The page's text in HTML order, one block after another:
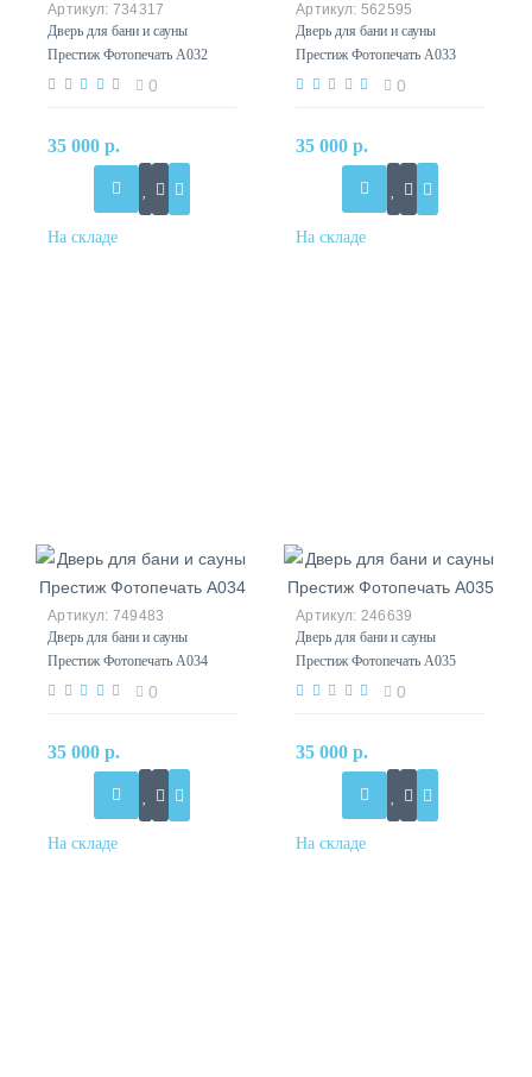
734317
Дверь для бани и сауны
Престиж Фотопечать А032
0
35 000 р.
562595
Дверь для бани и сауны
Престиж Фотопечать А033
0
35 000 р.
749483
Дверь для бани и сауны
Престиж Фотопечать А034
0
35 000 р.
246639
Дверь для бани и сауны
Престиж Фотопечать А035
0
35 000 р.